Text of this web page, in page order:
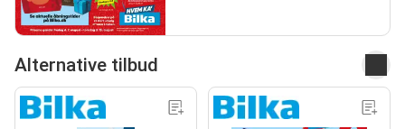
Alternative tilbud